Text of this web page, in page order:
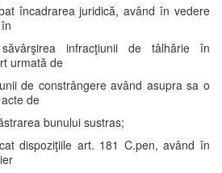
încadrarea juridică, având în vedere
infracţiunii de tâlhărie în
urmată de
de constrângere având asupra sa o
de
bunului sustras;
dispoziţiile art. 181 C.pen, având în